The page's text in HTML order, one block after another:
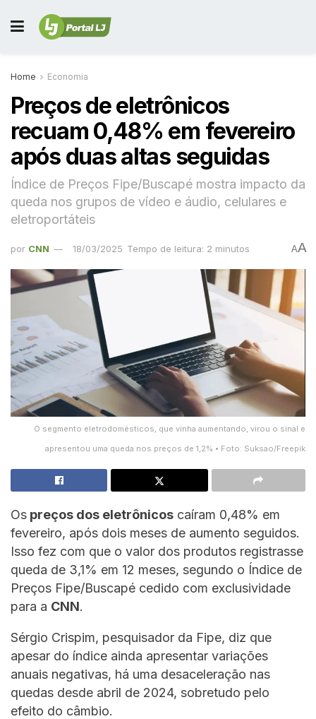
Home Economia
Preços de eletrônicos
recuam 0,48% em fevereiro
após duas altas seguidas
Índice de Preços Fipe/Buscapé mostra impacto da
queda nos grupos de vídeo e áudio, celulares e
eletroportáteis
por CNN 18/03/2025 Tempo de leitura: 2 minutos AA
O segmento eletrodomésticos, que vinha aumentando, virou o sinal e
apresentou uma queda nos preços de 1,2% • Foto: Suksao/Freepik
Os preços dos eletrônicos caíram 0,48% em
fevereiro, após dois meses de aumento seguidos.
Isso fez com que o valor dos produtos registrasse
queda de 3,1% em 12 meses, segundo o Índice de
Preços Fipe/Buscapé cedido com exclusividade
para a CNN.
Sérgio Crispim, pesquisador da Fipe, diz que
apesar do índice ainda apresentar variações
anuais negativas, há uma desaceleração nas
quedas desde abril de 2024, sobretudo pelo
efeito do câmbio.